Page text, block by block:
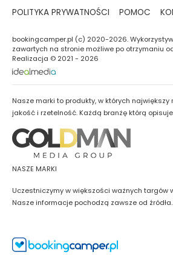
POLITYKA PRYWATNOŚCI POMOC
bookingcamper.pl (c) 2020-2026.
zawartych na stronie możliwe po otrzymaniu
Realizacja © 2021 - 2026
Nasze marki to produkty, w których największy
jakość i rzetelność. Każdą branżę którą
NASZE MARKI
Uczestniczymy w większości ważnych targów
Nasze informacje pochodzą zawsze od